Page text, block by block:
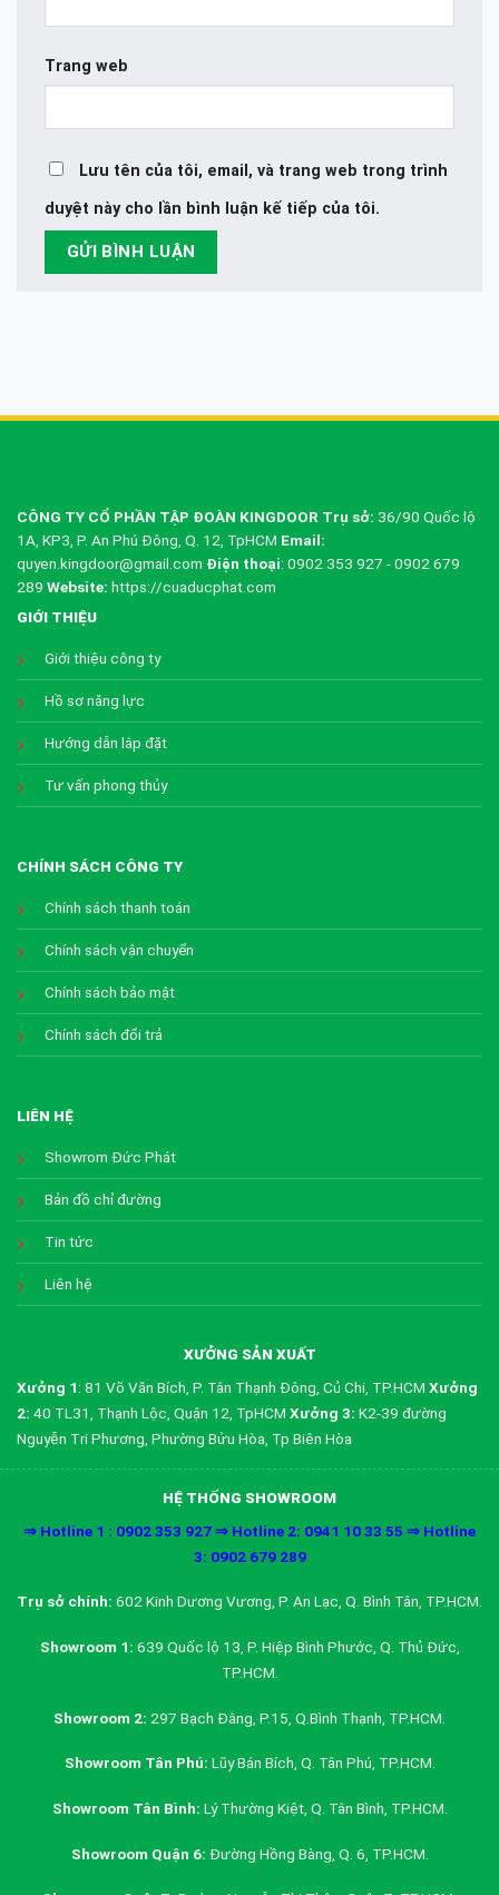
Trang web
Lưu tên của tôi, email, và trang web trong trình
duyệt này cho lần bình luận kế tiếp của tôi.
CÔNG TY CỔ PHẦN TẬP ĐOÀN KINGDOOR Trụ sở: 36/90 Quốc lộ
1A, KP3, P. An Phú Đông, Q. 12, TpHCM Email:
quyen.kingdoor@gmail.com Điện thoại: 0902 353 927 - 0902 679
289 Website: https://cuaducphat.com
GIỚI THIỆU
Giới thiệu công ty
Hồ sơ năng lực
Hướng dẫn lắp đặt
Tư vấn phong thủy
CHÍNH SÁCH CÔNG TY
Chính sách thanh toán
Chính sách vận chuyển
Chính sách bảo mật
Chính sách đổi trả
LIÊN HỆ
Showrom Đức Phát
Bản đồ chỉ đường
Tin tức
Liên hệ
XƯỞNG SẢN XUẤT
Xưởng 1: 81 Võ Văn Bích, P. Tân Thạnh Đông, Củ Chi, TP.HCM Xưởng
2: 40 TL31, Thạnh Lộc, Quận 12, TpHCM Xưởng 3: K2-39 đường
Nguyễn Tri Phương, Phường Bửu Hòa, Tp Biên Hòa
HỆ THỐNG SHOWROOM
⇒ Hotline 1 : 0902 353 927 ⇒ Hotline 2: 0941 10 33 55 ⇒ Hotline
3: 0902 679 289
Trụ sở chính: 602 Kinh Dương Vương, P. An Lạc, Q. Bình Tân, TP.HCM.
Showroom 1: 639 Quốc lộ 13, P. Hiệp Bình Phước, Q. Thủ Đức,
TP.HCM.
Showroom 2: 297 Bạch Đằng, P.15, Q.Bình Thạnh, TP.HCM.
Showroom Tân Phú: Lũy Bán Bích, Q. Tân Phú, TP.HCM.
Showroom Tân Bình: Lý Thường Kiệt, Q. Tân Bình, TP.HCM.
Showroom Quận 6: Đường Hồng Bàng, Q. 6, TP.HCM.